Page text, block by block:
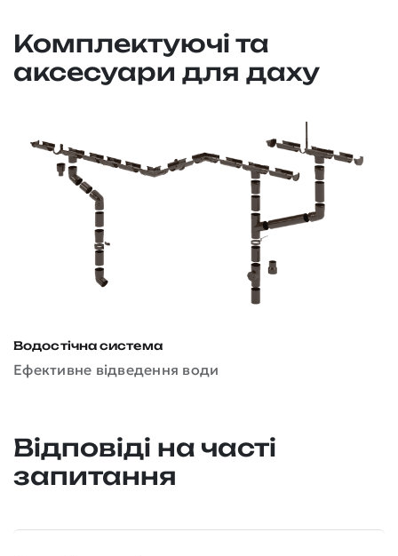
Комплектуючі та
аксесуари для даху
Водостічна система
Ефективне відведення води
Відповіді на часті
запитання